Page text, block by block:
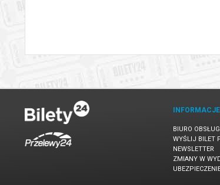
BIURO
WYŚLIJ BILET
NEWSLETTER
ZMIANY W